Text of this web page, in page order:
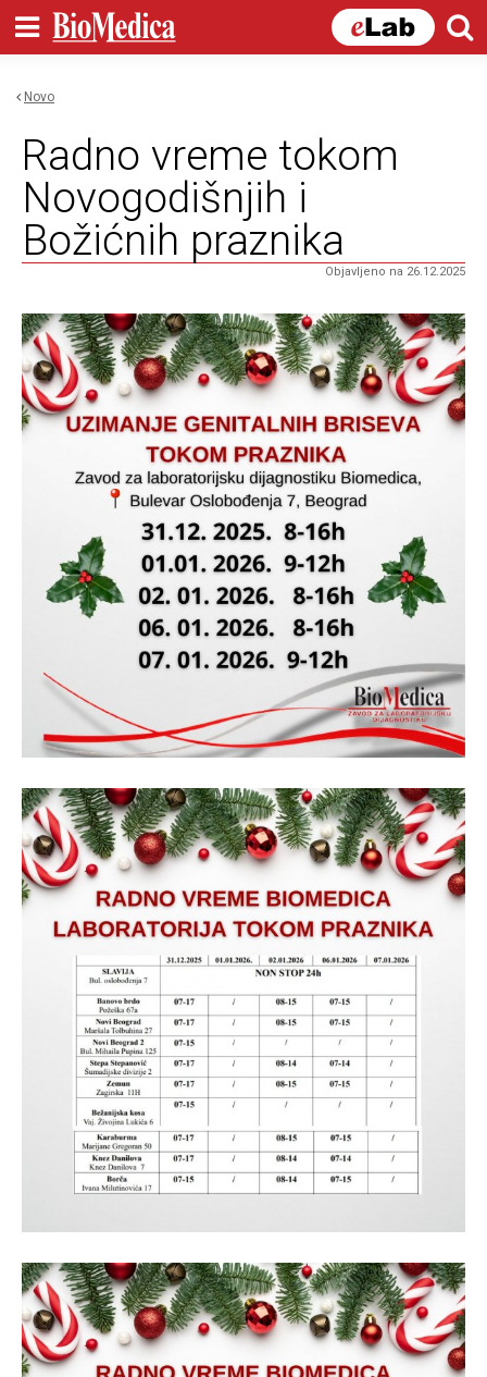
content
Novo
Radno vreme tokom
Novogodišnjih i
Božićnih praznika
Objavljeno na 26.12.2025